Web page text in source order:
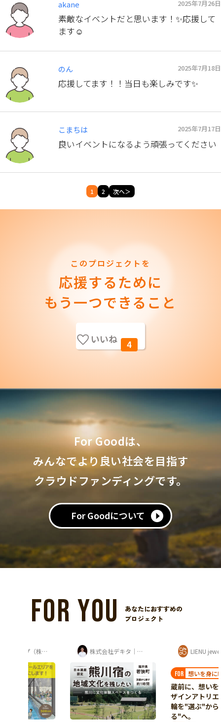
akane 2025年7月26日
素敵なイベントだと思います！✨応援して
ます☺️
のん 2025年7月18日
応援してます！！当日も楽しみです✨
こまちは 2025年7月17日
良いイベントになるよう頑張ってください
1 2 次へ＞
このプロジェクトを
応援するために
もう一つできること
いいね 4
For Goodは、
みんなでより良い社会を目指す
クラウドファンディングです。
For Goodについて
FOR YOU
あなたにおすすめの
プロジェクト
株式会社デキタ｜時岡壮太（山座熊川・八百... LIENU jewelry
FOR 想いを身に纏える形に
蔵前に、想いを形にするデ
ザインアトリエを。結婚指
輪を"選ぶ"から"共に創
る"へ。